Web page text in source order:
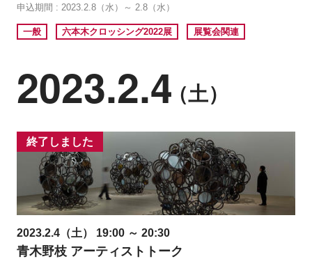
申込期間 : 2023.2.8（水）～ 2.8（水）
一般 六本木クロッシング2022展 展覧会関連
2023.2.4（土）
終了しました
2023.2.4（土） 19:00 ～ 20:30
青木野枝 アーティストトーク